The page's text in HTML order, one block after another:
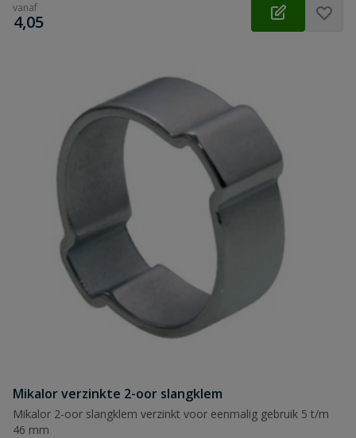
vanaf
€
4,05
Mikalor verzinkte 2-oor slangklem
Mikalor 2-oor slangklem verzinkt voor eenmalig gebruik 5 t/m
46 mm